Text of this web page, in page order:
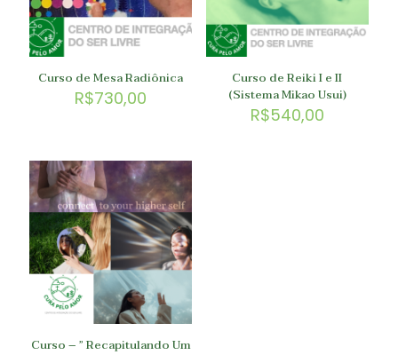
Curso de Mesa Radiônica
R$730,00
Curso de Reiki I e II
(Sistema Mikao Usui)
R$540,00
Curso – ” Recapitulando Um